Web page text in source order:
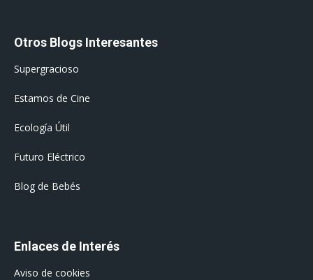
Otros Blogs Interesantes
Supergracioso
Estamos de Cine
Ecología Útil
Futuro Eléctrico
Blog de Bebés
Enlaces de Interés
Aviso de cookies